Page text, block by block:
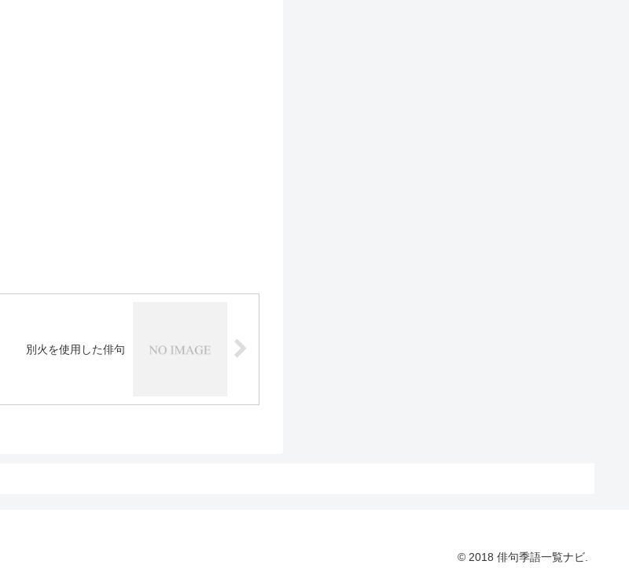
別火を使用した俳句
© 2018 俳句季語一覧ナビ.